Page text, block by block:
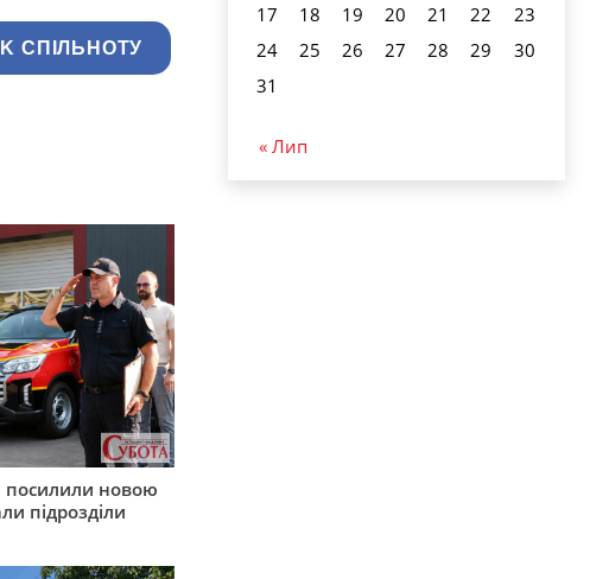
СПІЛЬНОТУ
новою
підрозділи
17
18 19 20 21 22
23
24
25 26 27 28 29
30
31
« Лип